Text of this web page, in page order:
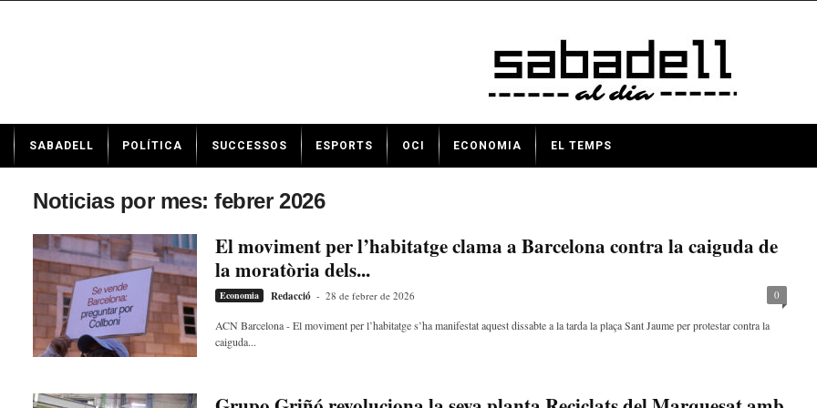
t
SABADELL POLÍTICA SUCCESSOS ESPORTS OCI ECONOMIA EL TEMPS
Noticias por mes: febrer 2026
El moviment per l’habitatge clama a Barcelona contra la caiguda de
la moratòria dels...
Economia Redacció - 28 de febrer de 2026 0
ACN Barcelona - El moviment per l’habitatge s’ha manifestat aquest dissabte a la tarda la plaça Sant Jaume per protestar contra la
caiguda...